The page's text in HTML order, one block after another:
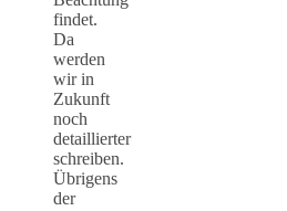
findet.
Da
werden
wir in
Zukunft
noch
detaillierter
schreiben.
Übrigens
der